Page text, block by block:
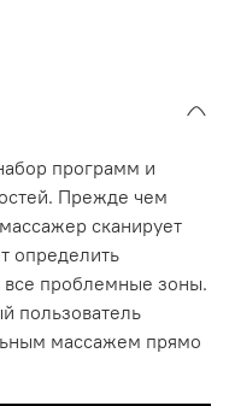
программ и
Прежде чем
сканирует
определить
все проблемные зоны.
пользователь
массажем прямо